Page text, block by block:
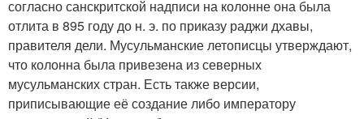
согласно санскритской надписи на колонне она была
отлита в 895 году до н. э. по приказу раджи дхавы,
правителя дели. Мусульманские летописцы утверждают,
что колонна была привезена из северных
мусульманских стран. Есть также версии,
приписывающие её создание либо императору